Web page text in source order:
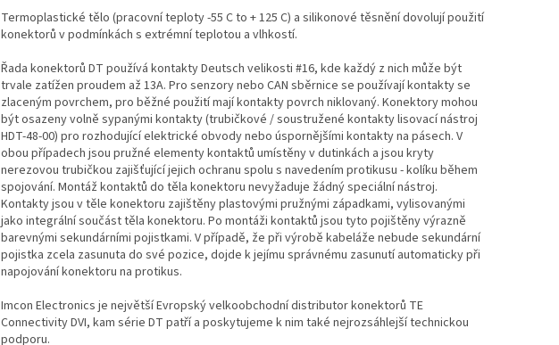
Termoplastické tělo (pracovní teploty -55 C to + 125 C) a silikonové těsnění dovolují použití
konektorů v podmínkách s extrémní teplotou a vlhkostí.
Řada konektorů DT používá kontakty Deutsch velikosti #16, kde každý z nich může být
trvale zatížen proudem až 13A. Pro senzory nebo CAN sběrnice se používají kontakty se
zlaceným povrchem, pro běžné použití mají kontakty povrch niklovaný. Konektory mohou
být osazeny volně sypanými kontakty (trubičkové / soustružené kontakty lisovací nástroj
HDT-48-00) pro rozhodující elektrické obvody nebo úspornějšími kontakty na pásech. V
obou případech jsou pružné elementy kontaktů umístěny v dutinkách a jsou kryty
nerezovou trubičkou zajišťující jejich ochranu spolu s navedením protikusu - kolíku během
spojování. Montáž kontaktů do těla konektoru nevyžaduje žádný speciální nástroj.
Kontakty jsou v těle konektoru zajištěny plastovými pružnými západkami, vylisovanými
jako integrální součást těla konektoru. Po montáži kontaktů jsou tyto pojištěny výrazně
barevnými sekundárními pojistkami. V případě, že při výrobě kabeláže nebude sekundární
pojistka zcela zasunuta do své pozice, dojde k jejímu správnému zasunutí automaticky při
napojování konektoru na protikus.
Imcon Electronics je největší Evropský velkoobchodní distributor konektorů TE
Connectivity DVI, kam série DT patří a poskytujeme k nim také nejrozsáhlejší technickou
podporu.